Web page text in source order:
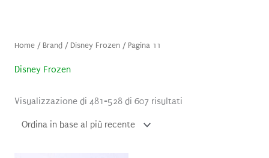
Home/ Brand / Disney Frozen/ Pagina 11
Disney Frozen
Visualizzazione di 481-528 di 607 risultatiOrdina